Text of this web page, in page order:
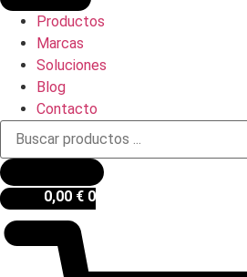
Productos
Marcas
Soluciones
Blog
Contacto
Búsqueda
productos
0,00 € 0